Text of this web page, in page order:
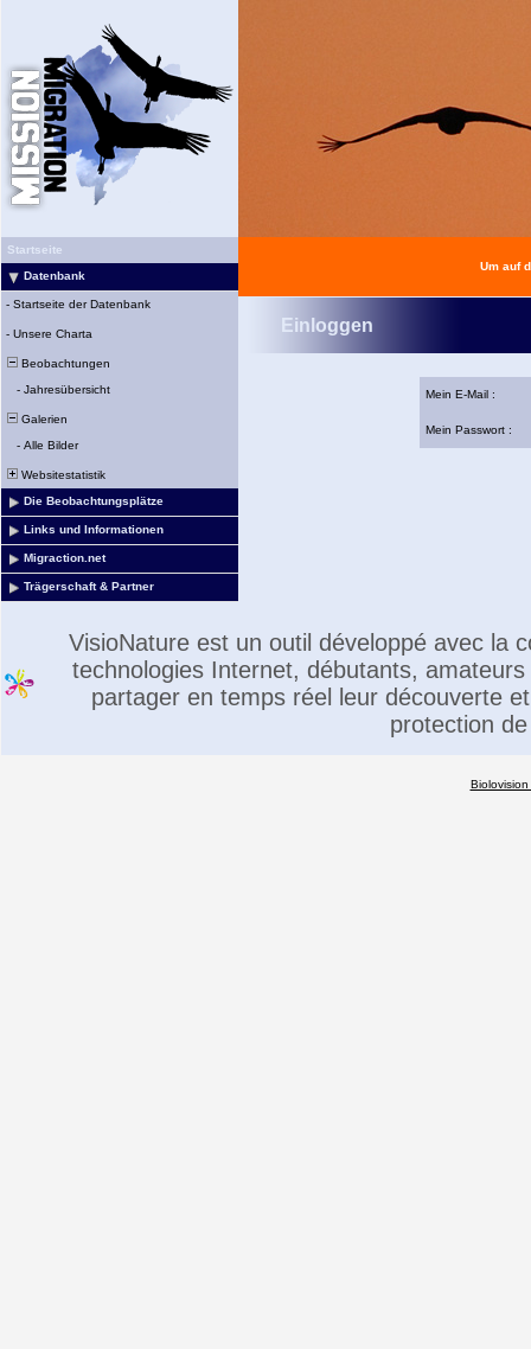
Startseite
Datenbank
- Startseite der Datenbank
- Unsere Charta
Beobachtungen
- Jahresübersicht
Galerien
- Alle Bilder
Websitestatistik
Die Beobachtungsplätze
Links und Informationen
Migraction.net
Trägerschaft & Partner
Um auf
Einloggen
Mein E-Mail :
Mein Passwort :
VisioNature est un outil développé avec la
technologies Internet, débutants,
partager en temps réel leur découverte
protection
Biolovision